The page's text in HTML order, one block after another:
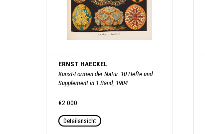
ERNST HAECKEL
Kunst-Formen der Natur. 10 Hefte und
Supplement in 1 Band, 1904
€2.000
Detailansicht